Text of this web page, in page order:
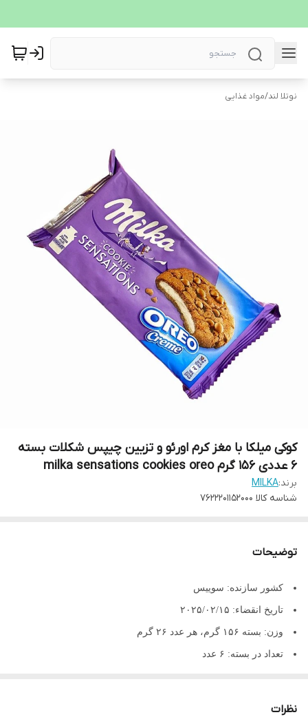
نوتلا لند/مواد غذایی
کوکی میلکا با مغز کرم اورئو و تزیین چیپس شکلات بسته
۶ عددی ۱۵۶ گرم milka sensations cookies oreo
برند:MILKA
شناسه کالا 7622201152000
توضیحات
کشور سازنده: سوییس
تاریخ انقضاء: ۲۰۲۵/۰۲/۱۵
وزن: بسته ۱۵۶ گرم، هر عدد ۲۶ گرم
تعداد در بسته: ۶ عدد
نظرات